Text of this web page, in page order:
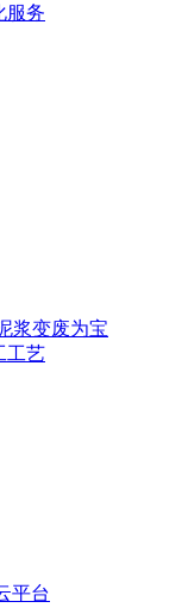
服务
浆变废为宝
工艺
平台